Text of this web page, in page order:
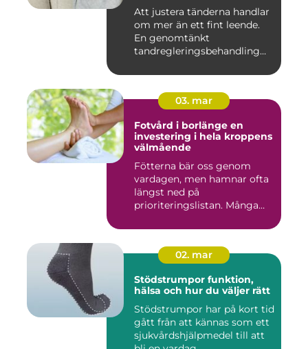
Att justera tänderna handlar
om mer än ett fint leende.
En genomtänkt
tandregleringsbehandling
03. mar
Fotvård i borlänge en
investering i hela kroppens
välmående
Fötterna bär oss genom
vardagen, men hamnar ofta
längst ned på
prioriteringslistan. Många
02. mar
Stödstrumpor funktion,
hälsa och hur du väljer rätt
Stödstrumpor har på kort tid
gått från att kännas som ett
sjukvårdshjälpmedel till att